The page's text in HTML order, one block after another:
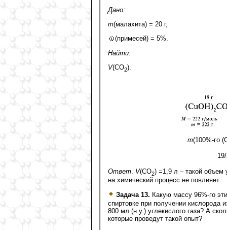
Дано:
m(малахита) = 20 г,
(примесей) = 5%.
Найти:
V(CO2).
m(100%-го
Ответ V(CO2) =1,9 л – такой объем
на химический процесс не повлияет.
Задача 13. Какую массу 96%-го
спиртовке при получении кислорода
800 мл (н.у.) углекислого газа? А
которые проведут такой опыт?